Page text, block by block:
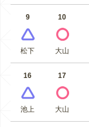
9
松下
10
大山
16
池上
17
大山